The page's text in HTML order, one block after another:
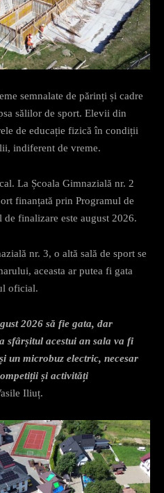
semnalate de părinți și cadre
sălilor de sport. Elevii din
de educație fizică în condiții
indiferent de vreme.
La Școala Gimnazială nr. 2
finanțată prin Programul de
finalizare este august 2026.
nr. 3, o altă sală de sport se
aceasta ar putea fi gata
oficial.
2026 să fie gata, dar
sfârșitul acestui an sala va fi
un microbuz electric, necesar
și activități
Iliuț.